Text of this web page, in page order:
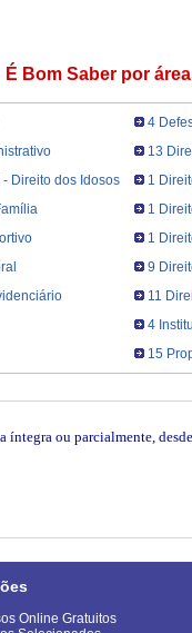
É Bom Saber por
4
13
Direito dos Idosos
1
1
1
9
11
4
15
íntegra ou parcialmente,
Online Gratuitos